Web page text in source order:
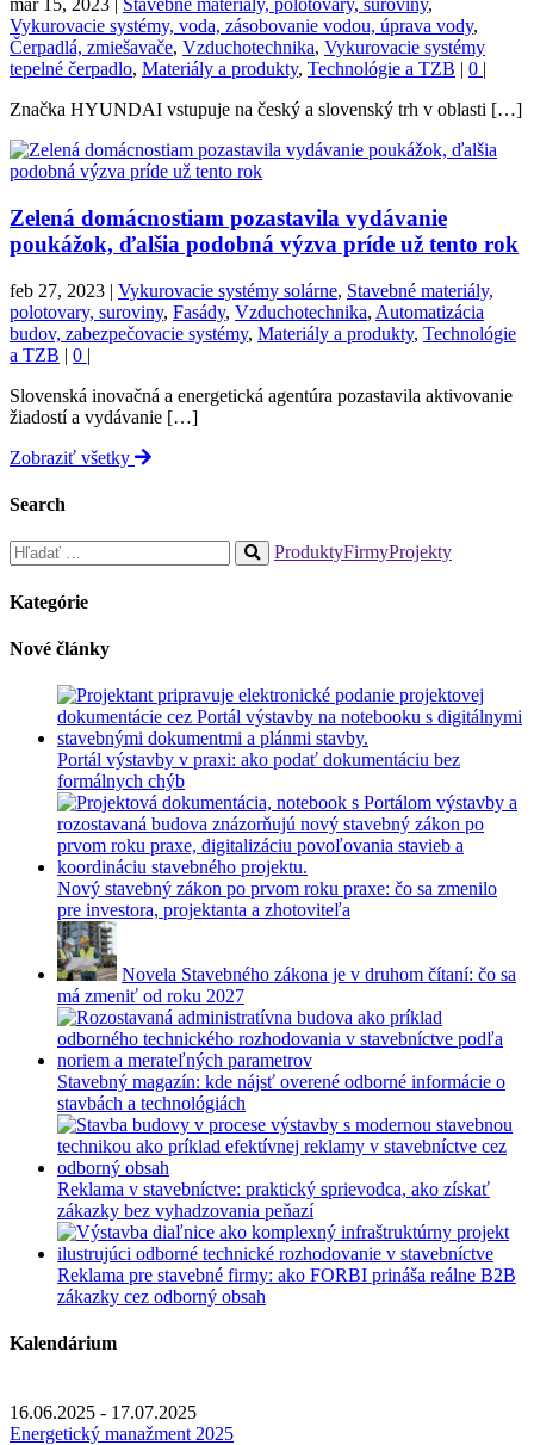
mar 15, 2023 Stavebné materiály, polotovary, suroviny,
Vykurovacie systémy, voda, zásobovanie vodou, úprava vody,
Čerpadlá, zmiešavače, Vzduchotechnika, Vykurovacie systémy
tepelné čerpadlo, Materiály a produkty, Technológie a TZB | 0 |
Značka HYUNDAI vstupuje na český a slovenský trh v oblasti […]
Zelená domácnostiam pozastavila vydávanie
poukážok, ďalšia podobná výzva príde už tento rok
feb 27, 2023 | Vykurovacie systémy solárne, Stavebné materiály,
polotovary, suroviny, Fasády, Vzduchotechnika, Automatizácia
budov, zabezpečovacie systémy, Materiály a produkty, Technológie
a TZB | 0 |
Slovenská inovačná a energetická agentúra pozastavila aktivovanie
žiadostí a vydávanie […]
Zobraziť všetky
Search
Hľadať:
autocomplete
results
are
available
down
arrows
review
desired
page.
explore
swipe
gestures.
ProduktyFirmyProjekty
Kategórie
Nové články
Portál výstavby v praxi: ako podať dokumentáciu bez
formálnych chýb
Nový stavebný zákon po prvom roku praxe: čo sa zmenilo
pre investora, projektanta a zhotoviteľa
Novela Stavebného zákona je v druhom čítaní: čo sa
má zmeniť od roku 2027
Stavebný magazín: kde nájsť overené odborné informácie o
stavbách a technológiách
Reklama v stavebníctve: praktický sprievodca, ako získať
zákazky bez vyhadzovania peňazí
Reklama pre stavebné firmy: ako FORBI prináša reálne B2B
zákazky cez odborný obsah
Kalendárium
16.06.2025 - 17.07.2025
Energetický manažment 2025